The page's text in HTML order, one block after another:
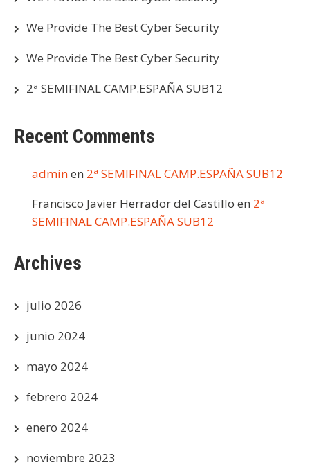
We Provide The Best Cyber Security
We Provide The Best Cyber Security
2ª SEMIFINAL CAMP.ESPAÑA SUB12
Recent Comments
adminen 2ª SEMIFINAL CAMP.ESPAÑA SUB12
Francisco Javier Herrador del Castillo en 2ª
SEMIFINAL CAMP.ESPAÑA SUB12
Archives
julio 2026
junio 2024
mayo 2024
febrero 2024
enero 2024
noviembre 2023